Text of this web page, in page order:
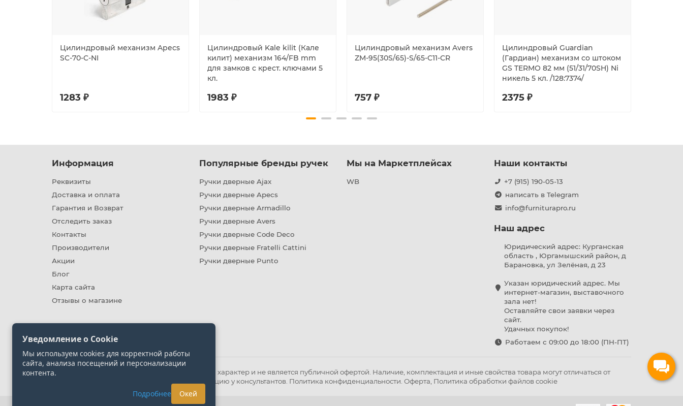
Цилиндровый механизм Apecs
SC-70-C-NI
1283 ₽
Цилиндровый Kale kilit (Кале
килит) механизм 164/FB mm
для замков с крест. ключами 5
кл.
1983 ₽
Цилиндровый механизм Avers
ZM-95(30S/65)-S/65-C11-CR
757 ₽
Цилиндровый Guardian
(Гардиан) механизм со штоком
GS TERMO 82 мм (51/31/70SH) Ni
никель 5 кл. /128:7374/
2375 ₽
Информация
Реквизиты
Доставка и оплата
Гарантия и Возврат
Отследить заказ
Контакты
Производители
Акции
Блог
Карта сайта
Отзывы о магазине
Популярные бренды ручек
Ручки дверные Ajax
Ручки дверные Apecs
Ручки дверные Armadillo
Ручки дверные Avers
Ручки дверные Code Deco
Ручки дверные Fratelli Cattini
Ручки дверные Punto
Мы на Маркетплейсах
WB
Наши контакты
+7 (915) 190-05-13
написать в Telegram
info@furniturapro.ru
Наш адрес
Юридический адрес: Курганская
область , Юргамышский район, д
Барановка, ул Зелёная, д 23
Указан юридический адрес. Мы
интернет-магазин, выставочного
зала нет!
Оставляйте свои заявки через
сайт.
Удачных покупок!
Работаем с 09:00 до 18:00 (ПН-ПТ)
Информация на сайте носит ознакомительный характер и не является публичной офертой. Наличие, комплектация и иные свойства товара могут отличаться от
представленных на сайте. Уточняйте информацию у консультантов. Политика конфиденциальности Оферта Политика обработки файлов cookie
Уведомление о Cookie
Мы используем cookies для корректной работы
сайта, анализа посещений и персонализации
контента.
Подробнее Окей